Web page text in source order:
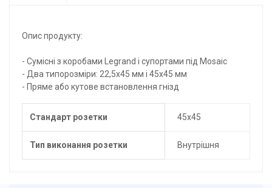
Опис продукту:
- Сумісні з коробами Legrand і супортами під Mosaic
- Два типорозміри: 22,5х45 мм і 45х45 мм
- Пряме або кутове встановлення гнізд
Стандарт розетки 45x45
Тип виконання розетки Внутрішня